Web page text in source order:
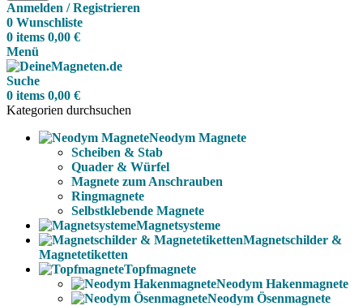
Anmelden / Registrieren
0 Wunschliste
0 items 0,00 €
Menü
Suche
0 items 0,00 €
Kategorien durchsuchen
Neodym Magnete
Scheiben & Stab
Quader & Würfel
Magnete zum Anschrauben
Ringmagnete
Selbstklebende Magnete
Magnetsysteme
Magnetschilder &
Magnetetiketten
Topfmagnete
Neodym Hakenmagnete
Neodym Ösenmagnete